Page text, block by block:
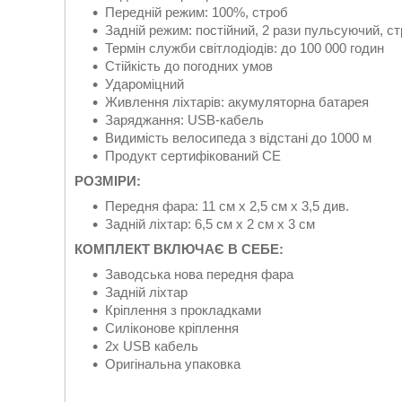
Передній режим: 100%, строб
Задній режим: постійний, 2 рази пульсуючий,
Термін служби світлодіодів: до 100 000 годин
Стійкість до погодних умов
Удароміцний
Живлення ліхтарів: акумуляторна батарея
Заряджання: USB-кабель
Видимість велосипеда з відстані до 1000 м
Продукт сертифікований CE
РОЗМІРИ:
Передня фара: 11 см х 2,5 см х 3,5 див.
Задній ліхтар: 6,5 см х 2 см х 3 см
КОМПЛЕКТ ВКЛЮЧАЄ В СЕБЕ:
Заводська нова передня фара
Задній ліхтар
Кріплення з прокладками
Силіконове кріплення
2x USB кабель
Оригінальна упаковка